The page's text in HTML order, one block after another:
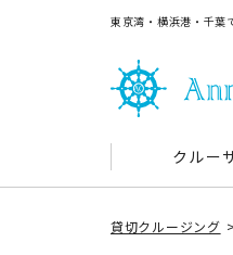
東京湾・横浜港・千葉
クルー
貸切クルージング